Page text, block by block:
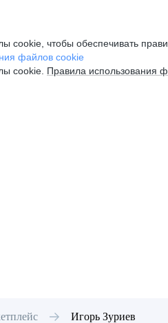
cookie, чтобы обеспечивать
файлов cookie
cookie. Правила использования
Игорь Зуриев